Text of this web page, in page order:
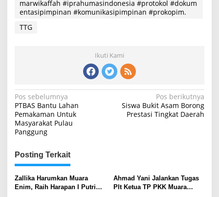
marwikaffah #iprahumasindonesia #protokol #dokum
entasipimpinan #komunikasipimpinan #prokopim.
TTG
Ikuti Kami
Navigasi
pos
Pos sebelumnya
PTBAS Bantu Lahan
Pemakaman Untuk
Masyarakat Pulau
Panggung
Pos berikutnya
Siswa Bukit Asam Borong
Prestasi Tingkat Daerah
Posting Terkait
Zallika Harumkan Muara
Enim, Raih Harapan I Putri
Ahmad Yani Jalankan Tugas
Plt Ketua TP PKK Muara